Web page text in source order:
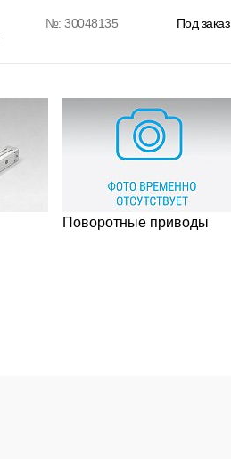
№: 30048135 Под заказ
Поворотные приводы